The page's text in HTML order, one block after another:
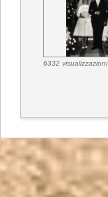
6332 visualizzazioni